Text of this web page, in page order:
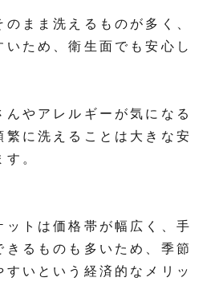
のまま洗えるものが多く、
いため、衛生面でも安心し
んやアレルギーが気になる
繁に洗えることは大きな安
。
ットは価格帯が幅広く、手
きるものも多いため、季節
すいという経済的なメリッ